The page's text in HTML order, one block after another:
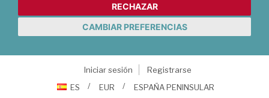
RECHAZAR
CAMBIAR PREFERENCIAS
Iniciar sesión
Registrarse
ES
EUR ESPAÑA PENINSULAR